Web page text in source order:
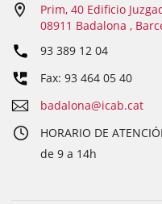
Prim, 40 Edificio
08911 Badalona ,
93 389 12 04
Fax: 93 464 05 40
badalona@icab.cat
HORARIO DE
de 9 a 14h